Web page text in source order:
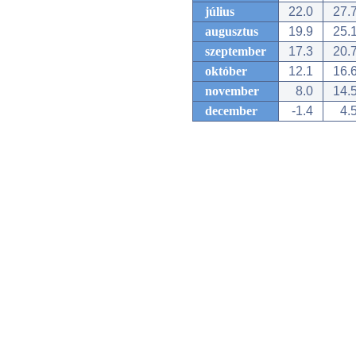
július
22.0
augusztus
19.9
szeptember
17.3
október
12.1
november
8.0
december
-1.4